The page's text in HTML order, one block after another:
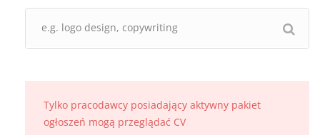
Tylko pracodawcy posiadający aktywny pakiet
ogłoszeń mogą przeglądać CV